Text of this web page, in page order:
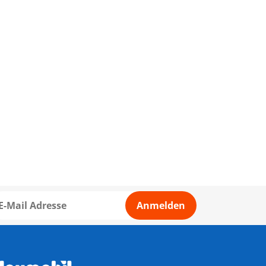
Anmelden